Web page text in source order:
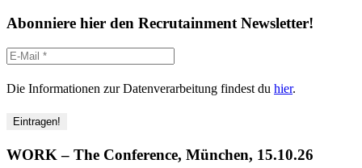
Abonniere hier den Recrutainment Newsletter!
Die Informationen zur Datenverarbeitung findest du hier.
WORK – The Conference, München, 15.10.26